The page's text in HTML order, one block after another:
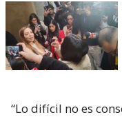
“Lo difícil no es